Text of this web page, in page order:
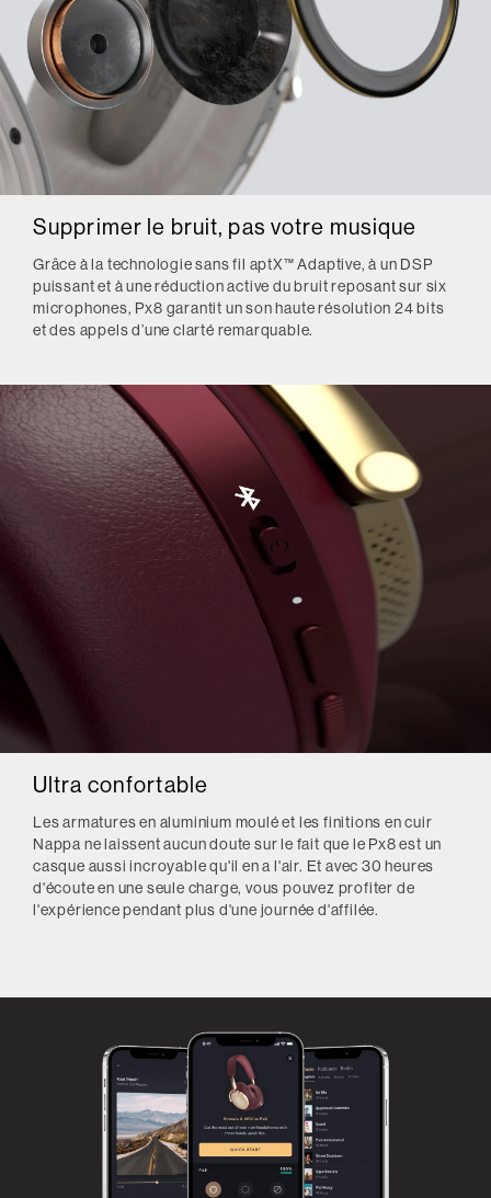
Supprimer le bruit, pas votre musique
Grâce à la technologie sans fil aptX™ Adaptive, à un DSP
puissant et à une réduction active du bruit reposant sur six
microphones, Px8 garantit un son haute résolution 24 bits
et des appels d’une clarté remarquable.
Ultra confortable
Les armatures en aluminium moulé et les finitions en cuir
Nappa ne laissent aucun doute sur le fait que le Px8 est un
casque aussi incroyable qu'il en a l'air. Et avec 30 heures
d'écoute en une seule charge, vous pouvez profiter de
l'expérience pendant plus d'une journée d'affilée.